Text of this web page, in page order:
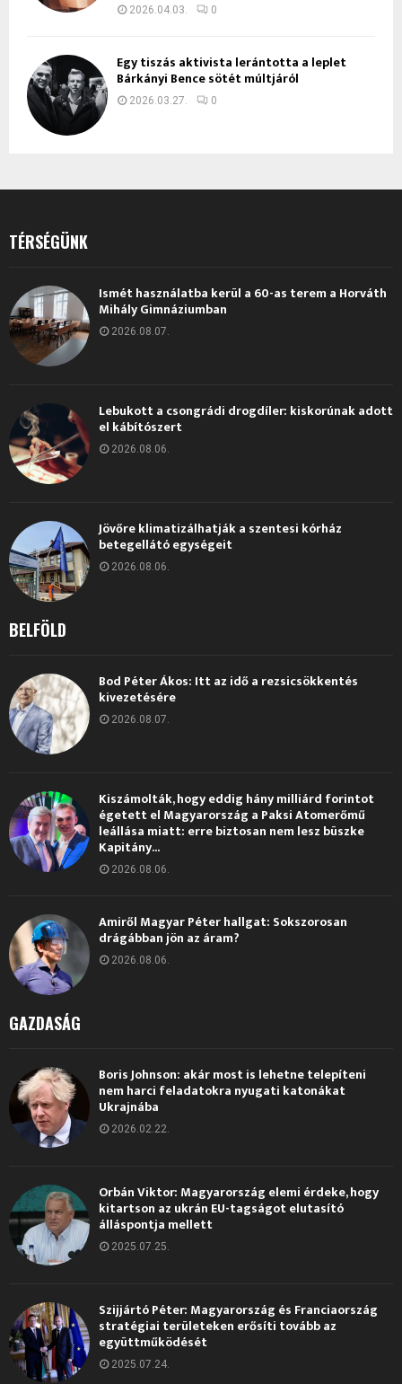
2026.04.03. 0
Egy tiszás aktivista lerántotta a leplet
Bárkányi Bence sötét múltjáról
2026.03.27. 0
TÉRSÉGÜNK
Ismét használatba kerül a 60-as terem a Horváth
Mihály Gimnáziumban
2026.08.07.
Lebukott a csongrádi drogdíler: kiskorúnak adott
el kábítószert
2026.08.06.
Jövőre klimatizálhatják a szentesi kórház
betegellátó egységeit
2026.08.06.
BELFÖLD
Bod Péter Ákos: Itt az idő a rezsicsökkentés
kivezetésére
2026.08.07.
Kiszámolták, hogy eddig hány milliárd forintot
égetett el Magyarország a Paksi Atomerőmű
leállása miatt: erre biztosan nem lesz büszke
Kapitány...
2026.08.06.
Amiről Magyar Péter hallgat: Sokszorosan
drágábban jön az áram?
2026.08.06.
GAZDASÁG
Boris Johnson: akár most is lehetne telepíteni
nem harci feladatokra nyugati katonákat
Ukrajnába
2026.02.22.
Orbán Viktor: Magyarország elemi érdeke, hogy
kitartson az ukrán EU-tagságot elutasító
álláspontja mellett
2025.07.25.
Szijjártó Péter: Magyarország és Franciaország
stratégiai területeken erősíti tovább az
együttműködését
2025.07.24.